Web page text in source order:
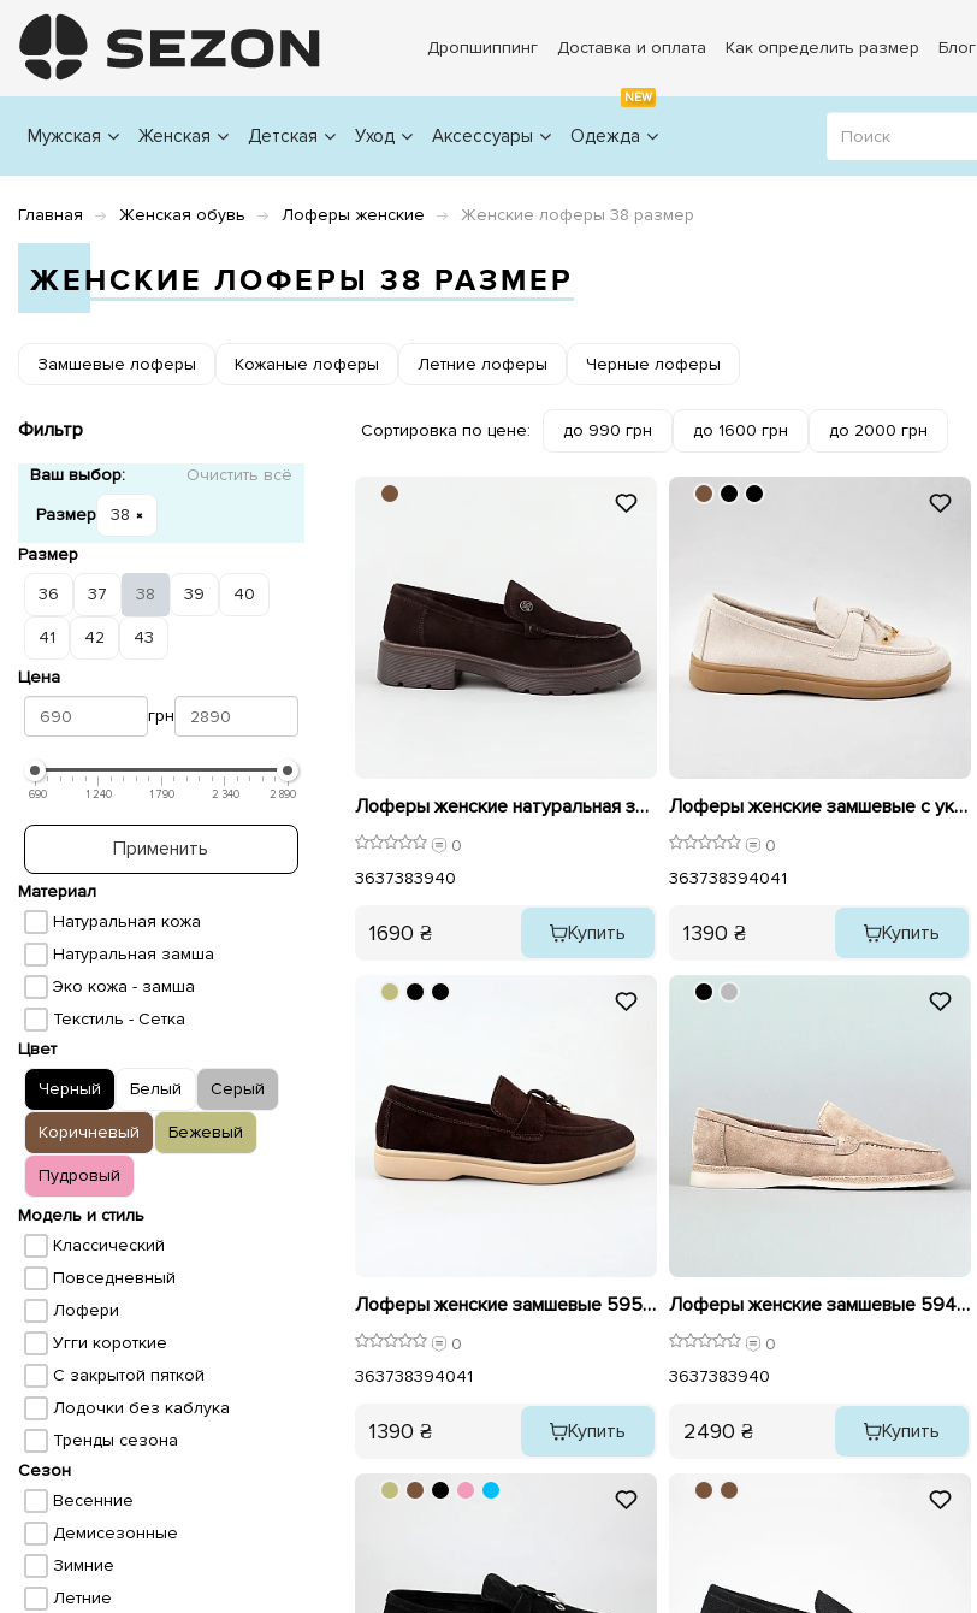
Дропшиппинг Доставка и оплата Как определить размер Блог
Мужская Женская Детская Уход Аксессуары
NEW
Одежда
Главная Женская обувь Лоферы женские Женские лоферы 38 размер
ЖЕНСКИЕ ЛОФЕРЫ 38 РАЗМЕР
Замшевые лоферы Кожаные лоферы Летние лоферы Черные лоферы
Фильтр
Ваш выбор:
Очистить всё
Размер
38
Размер
36
37 38 39 40
41 42
43
Цена
грн
690 1 240 1 790 2 340 2 890
Применить
Материал
Натуральная кожа
Натуральная замша
Эко кожа - замша
Текстиль - Сетка
Цвет
Черный
Белый Серый
Коричневый Бежевый
Пудровый
Модель и стиль
Классический
Повседневный
Лофери
Угги короткие
С закрытой пяткой
Лодочки без каблука
Тренды сезона
Сезон
Весенние
Демисезонные
Зимние
Летние
Сортировка по цене: до 990 грн до 1600 грн до 2000 грн
Лоферы женские натуральная замша 596415 Коричневые
0
3637383940
1690 ₴ Купить
Лоферы женские замшевые с украшениями 595991 Бежевые
0
363738394041
1390 ₴ Купить
Лоферы женские замшевые 595993 Коричневые
0
363738394041
1390 ₴ Купить
Лоферы женские замшевые 594325 Бежевые
0
3637383940
2490 ₴ Купить